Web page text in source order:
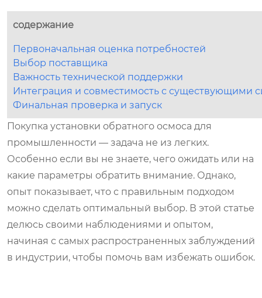
содержание
Первоначальная оценка потребностей
Выбор поставщика
Важность технической поддержки
Интеграция и совместимость с существующими
Финальная проверка и запуск
Покупка установки обратного осмоса для
промышленности — задача не из легких.
Особенно если вы не знаете, чего ожидать или на
какие параметры обратить внимание. Однако,
опыт показывает, что с правильным подходом
можно сделать оптимальный выбор. В этой статье
делюсь своими наблюдениями и опытом,
начиная с самых распространенных заблуждений
в индустрии, чтобы помочь вам избежать ошибок.